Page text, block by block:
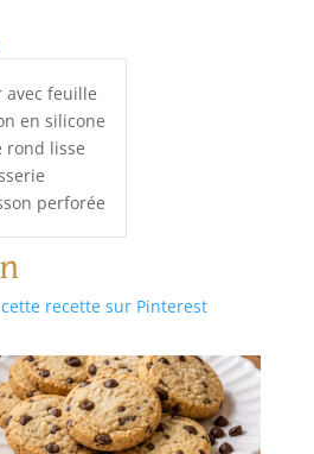
avec feuille
en silicone
rond lisse
perforée
recette sur Pinterest